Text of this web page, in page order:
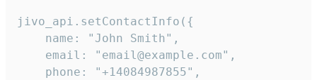
jivo_api.setContactInfo({
    name: "John Smith",
    email: "email@example.com",
    phone: "+14084987855",